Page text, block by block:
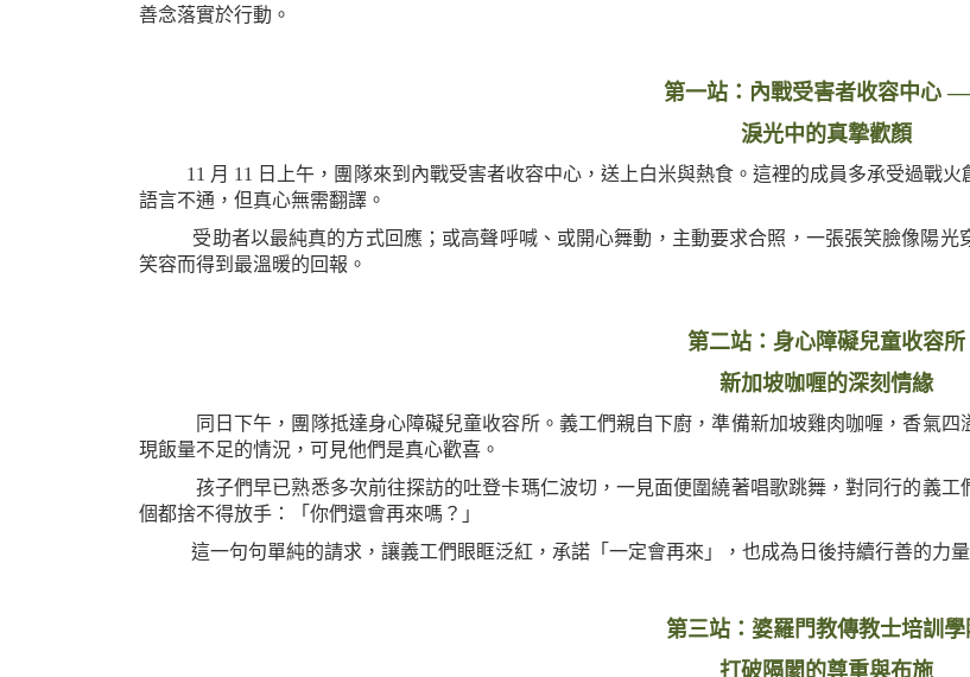
善念落實於行動。
第一站：內戰受害者收容中心
淚光中的真摯歡顏
11 月 11 日上午，團隊來到內戰受害者收容中心，送上白米與熱食。這裡的成員多承受過戰火
語言不通，但真心無需翻譯。
受助者以最純真的方式回應；或高聲呼喊、或開心舞動，主動要求合照，一張張笑臉像陽光
笑容而得到最溫暖的回報。
第二站：身心障礙兒童收容所
新加坡咖喱的深刻情緣
同日下午，團隊抵達身心障礙兒童收容所。義工們親自下廚，準備新加坡雞肉咖喱，香氣
現飯量不足的情況，可見他們是真心歡喜。
孩子們早已熟悉多次前往探訪的吐登卡瑪仁波切，一見面便圍繞著唱歌跳舞，對同行的義
個都捨不得放手：「你們還會再來嗎？」
這一句句單純的請求，讓義工們眼眶泛紅，承諾「一定會再來」，也成為日後持續行善的力量
第三站：婆羅門教傳教士培訓學
打破隔閡的尊重與布施